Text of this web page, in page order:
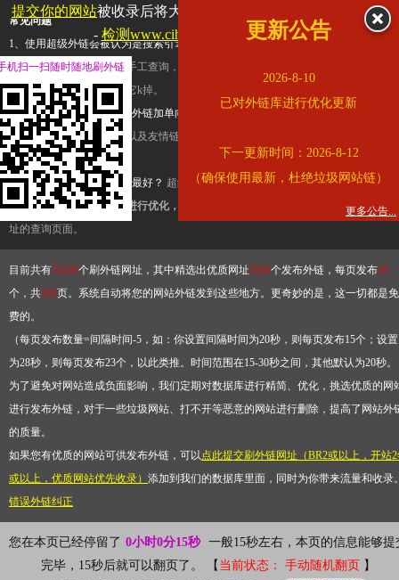
常见问题
1、使用超级外链会被认为是搜索引擎优化作弊吗？ 超级外链只是一个简便而集成
查询工具，模拟的是正常手工查询，不是作弊。如果是作弊，那您可以使用超级外
推广竞争对手的网址，让它k掉。
2、网站优化单纯依靠超级外链加单向链接可行吗？
链，需要结合普通的外链以及友情链接，您可以到站长论坛发布外链，到友情链接
台交换友情链接。
3、如何使用超级外链效果最好？ 超级外链不同于普通的外链，它是动态的链接，
有频繁使用超级外链工具进行优化，才能获得稳定的外链
，最终使搜索引擎收录带
址的查询页面。
目前共有13226个刷外链网址，其中精选出优质网址3324个发布外链，每页发布10
个，共333页。系统自动将您的网站外链发到这些地方。更奇妙的是，这一切都是免
费的。
（每页发布数量=间隔时间-5，如：你设置间隔时间为20秒，则每页发布15个；设置
为28秒，则每页发布23个，以此类推。时间范围在15-30秒之间，其他默认为20秒
为了避免对网站造成负面影响，我们定期对数据库进行精简、优化，挑选优质的网
进行发布外链，对于一些垃圾网站、打不开等恶意的网站进行删除，提高了网站外
的质量。
如果您有优质的网站可供发布外链，可以点此提交刷外链网址（BR2或以上，开站
或以上，优质网站优先收录） 添加到我们的数据库里面，同时为你带来流量和收录
错误外链纠正
您在本页已经停留了 0小时0分15秒 一般15秒左右，本页的信息能够提
完毕，15秒后就可以翻页了。 【 当前状态： 手动随机翻页 】
提交你的网站被收录后将大幅提升流量和外链，
查看展示页面
- 检测www.cihai123.com是否收录
更新公告
2026-8-10
已对外链库进行优化更新
下一更新时间：2026-8-12
（确保使用最新，杜绝垃圾网站链）
更多公告...
机扫一扫随时随地刷外链